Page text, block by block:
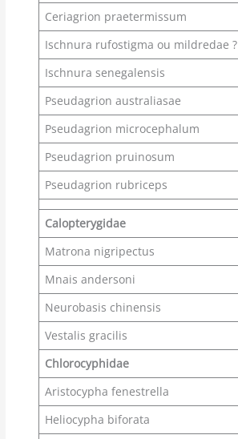
Ceriagrion praetermissum
Ischnura rufostigma ou mildredae ?
Ischnura senegalensis
Pseudagrion australiasae
Pseudagrion microcephalum
Pseudagrion pruinosum
Pseudagrion rubriceps
Calopterygidae
Matrona nigripectus
Mnais andersoni
Neurobasis chinensis
Vestalis gracilis
Chlorocyphidae
Aristocypha fenestrella
Heliocypha biforata